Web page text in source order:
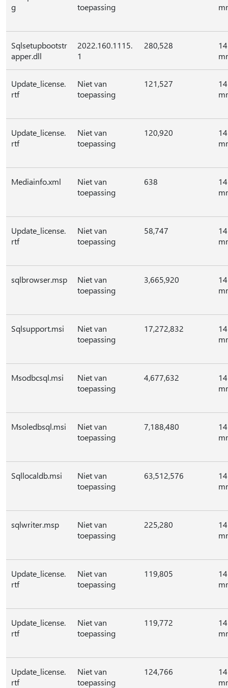
g
toepassing
Sqlsetupbootstr
apper.dll
2022.160.1115.
1
280,528
Update_license.
rtf
Niet van
toepassing
121,527
Update_license.
rtf
Niet van
toepassing
120,920
Mediainfo.xml
Niet van
toepassing
638
Update_license.
rtf
Niet van
toepassing
58,747
sqlbrowser.msp
Niet van
toepassing
3,665,920
Sqlsupport.msi
Niet van
toepassing
17,272,832
Msodbcsql.msi
Niet van
toepassing
4,677,632
Msoledbsql.msi
Niet van
toepassing
7,188,480
Sqllocaldb.msi
Niet van
toepassing
63,512,576
sqlwriter.msp
Niet van
toepassing
225,280
Update_license.
rtf
Niet van
toepassing
119,805
Update_license.
rtf
Niet van
toepassing
119,772
Update_license.
rtf
Niet van
toepassing
124,766